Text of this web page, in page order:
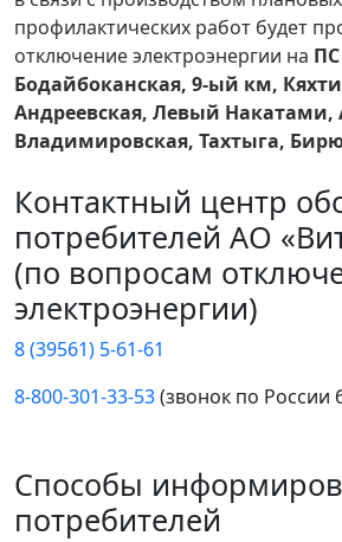
профилактических работ будет
отключение электроэнергии на
Бодайбоканская, 9-ый км,
Андреевская, Левый Накатами,
Владимировская, Тахтыга,
Контактный центр
потребителей АО
(по вопросам
электроэнергии)
8 (39561) 5-61-61
8-800-301-33-53(звонок по России
Способы
потребителей